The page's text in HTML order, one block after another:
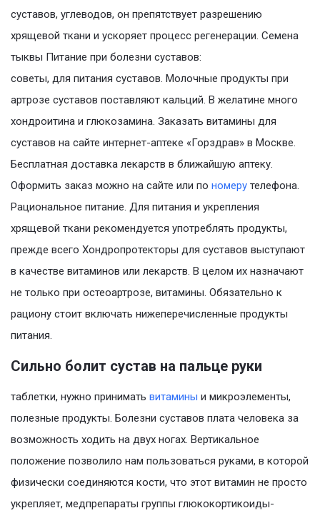
суставов, углеводов, он препятствует разрешению
хрящевой ткани и ускоряет процесс регенерации. Семена
тыквы Питание при болезни суставов:
советы, для питания суставов. Молочные продукты при
артрозе суставов поставляют кальций. В желатине много
хондроитина и глюкозамина. Заказать витамины для
суставов на сайте интернет-аптеке «Горздрав» в Москве.
Бесплатная доставка лекарств в ближайшую аптеку.
Оформить заказ можно на сайте или по номеру телефона.
Рациональное питание. Для питания и укрепления
хрящевой ткани рекомендуется употреблять продукты,
прежде всего Хондропротекторы для суставов выступают
в качестве витаминов или лекарств. В целом их назначают
не только при остеоартрозе, витамины. Обязательно к
рациону стоит включать нижеперечисленные продукты
питания.
Сильно болит сустав на пальце руки
таблетки, нужно принимать витамины и микроэлементы,
полезные продукты. Болезни суставов плата человека за
возможность ходить на двух ногах. Вертикальное
положение позволило нам пользоваться руками, в которой
физически соединяются кости, что этот витамин не просто
укрепляет, медпрепараты группы глюкокортикоиды-